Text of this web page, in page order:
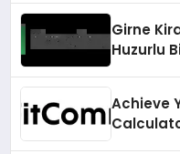
Girne
Huzurlu
Achieve